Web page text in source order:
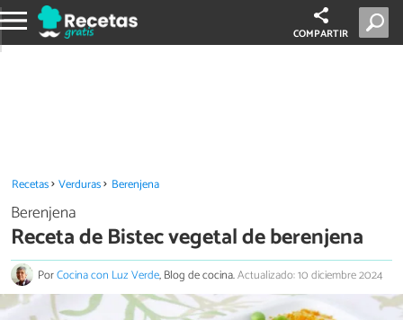
COMPARTIR
Recetas Verduras Berenjena
Berenjena
Receta de Bistec vegetal de berenjena
PorCocina con Luz Verde, Blog de cocina.Actualizado: 10 diciembre 2024